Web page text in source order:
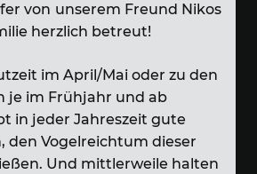
von unserem Freund Nikos
herzlich betreut!
im April/Mai oder zu den
je im Frühjahr und ab
in jeder Jahreszeit gute
den Vogelreichtum dieser
Und mittlerweile halten